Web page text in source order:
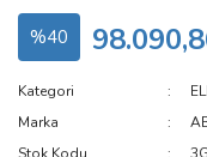
%40
Kategori
Marka